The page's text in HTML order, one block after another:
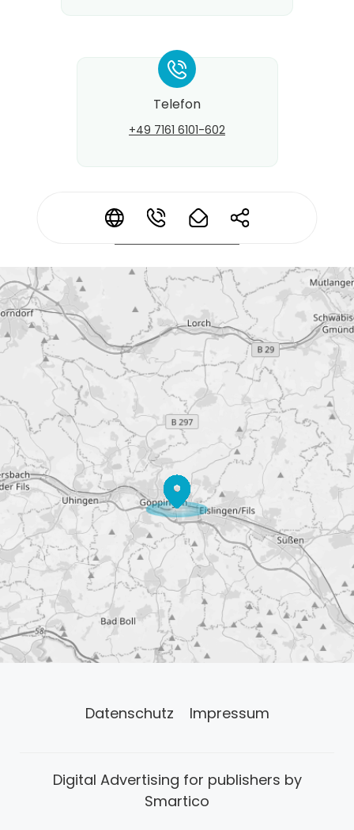
* * * *
*
Telefon
+49 7161 6101-602
Datenschutz Impressum
Digital Advertising for publishers by
Smartico